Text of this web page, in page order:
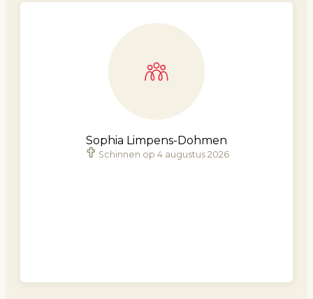
Sophia Limpens-Dohmen
Schinnen op 4 augustus 2026